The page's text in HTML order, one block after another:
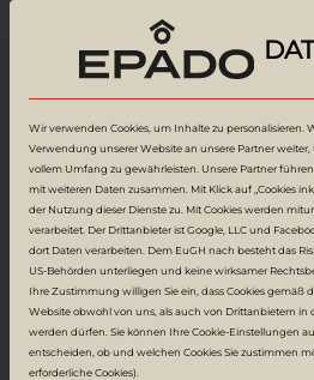
Zurück zu
Wohnung
3b.08
Wir verwenden Cookies, um Inhalte zu personalisieren.
Verwendung unserer Website an unsere Partner
vollem Umfang zu gewährleisten. Unsere Partner
mit weiteren Daten zusammen. Mit Klick auf „Cookies
der Nutzung dieser Dienste zu. Mit Cookies werden
verarbeitet. Der Drittanbieter ist Google, LLC und
dort Daten verarbeiten. Dem EuGH nach besteht das
US-Behörden unterliegen und keine wirksamer
Ihre Zustimmung willigen Sie ein, dass Cookies gemäß
Website obwohl von uns, als auch von Drittanbietern in
werden dürfen. Sie können Ihre Cookie-Einstellungen
entscheiden, ob und welchen Cookies Sie zustimmen
erforderliche Cookies).